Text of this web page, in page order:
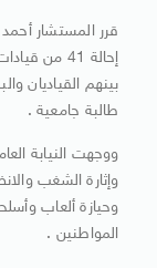
قرر المستشار
إحالة 41
طالبة جامعية .
ووجهت النيابة
وإثارة الشغب
وحيازة ألعاب
المواطنين .